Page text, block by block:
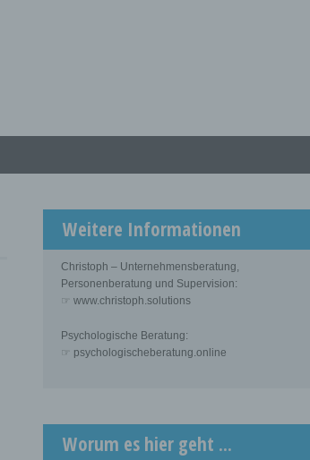
Weitere Informationen
Christoph – Unternehmensberatung,
Personenberatung und Supervision:
☞ www.christoph.solutions
Psychologische Beratung:
☞ psychologischeberatung.online
Worum es hier geht ...